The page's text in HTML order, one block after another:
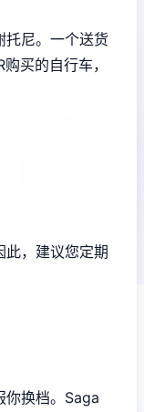
托尼。一个送货
买的自行车，
此，建议您定期
你换档。Saga